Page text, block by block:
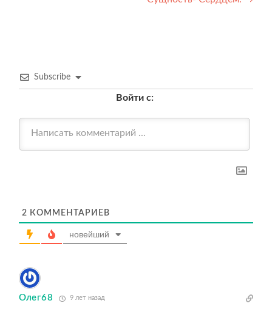
Subscribe
Войти с:
2 КОММЕНТАРИЕВ
новейший
Олег68 9 лет назад